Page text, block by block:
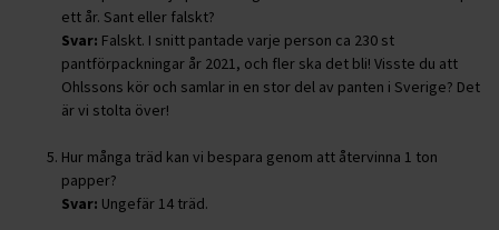
ett år. Sant eller falskt?
Svar: Falskt. I snitt pantade varje person ca 230 st
pantförpackningar år 2021, och fler ska det bli! Visste du att
Ohlssons kör och samlar in en stor del av panten i Sverige? Det
är vi stolta över!
Hur många träd kan vi bespara genom att återvinna 1 ton
papper?
Svar: Ungefär 14 träd.